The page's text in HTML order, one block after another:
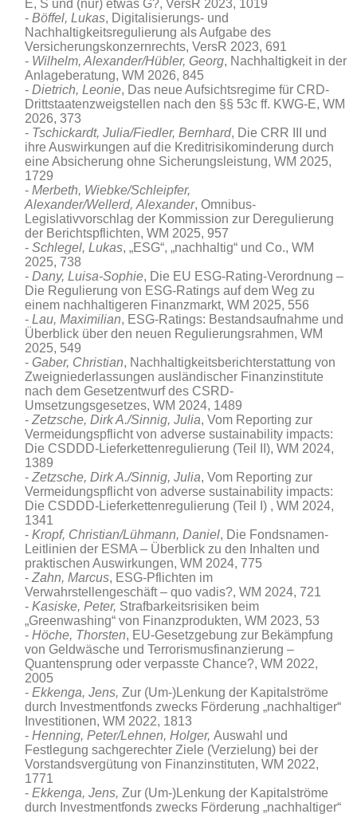
E, S und (nur) etwas G?, VersR 2023, 1019
Böffel, Lukas, Digitalisierungs- und
Nachhaltigkeitsregulierung als Aufgabe des
Versicherungskonzernrechts, VersR 2023, 691
Wilhelm, Alexander/Hübler, Georg, Nachhaltigkeit in der
Anlageberatung, WM 2026, 845
Dietrich, Leonie, Das neue Aufsichtsregime für CRD-
Drittstaatenzweigstellen nach den §§ 53c ff. KWG-E, WM
2026, 373
Tschickardt, Julia/Fiedler, Bernhard, Die CRR III und
ihre Auswirkungen auf die Kreditrisikominderung durch
eine Absicherung ohne Sicherungsleistung, WM 2025,
1729
Merbeth, Wiebke/Schleipfer,
Alexander/Wellerd,Alexander, Omnibus-
Legislativvorschlag der Kommission zur Deregulierung
der Berichtspflichten, WM 2025, 957
Schlegel, Lukas, „ESG“, „nachhaltig“ und Co., WM
2025, 738
Dany, Luisa-Sophie, Die EU ESG-Rating-Verordnung –
Die Regulierung von ESG-Ratings auf dem Weg zu
einem nachhaltigeren Finanzmarkt, WM 2025, 556
Lau, Maximilian, ESG-Ratings: Bestandsaufnahme und
Überblick über den neuen Regulierungsrahmen, WM
2025, 549
Gaber, Christian, Nachhaltigkeitsberichterstattung von
Zweigniederlassungen ausländischer Finanzinstitute
nach dem Gesetzentwurf des CSRD-
Umsetzungsgesetzes, WM 2024, 1489
Zetzsche, Dirk A./Sinnig, Julia, Vom Reporting zur
Vermeidungspflicht von adverse sustainability impacts:
Die CSDDD-Lieferkettenregulierung (Teil II), WM 2024,
1389
Zetzsche, Dirk A./Sinnig, Julia, Vom Reporting zur
Vermeidungspflicht von adverse sustainability impacts:
Die CSDDD-Lieferkettenregulierung (Teil I) , WM 2024,
1341
Kropf, Christian/Lühmann, Daniel, Die Fondsnamen-
Leitlinien der ESMA – Überblick zu den Inhalten und
praktischen Auswirkungen, WM 2024, 775
Zahn, Marcus, ESG-Pflichten im
Verwahrstellengeschäft – quo vadis?, WM 2024, 721
Kasiske,Peter, Strafbarkeitsrisiken beim
„Greenwashing“ von Finanzprodukten, WM 2023, 53
Höche, Thorsten, EU-Gesetzgebung zur Bekämpfung
von Geldwäsche und Terrorismusfinanzierung –
Quantensprung oder verpasste Chance?, WM 2022,
2005
Ekkenga, Jens, Zur (Um-)Lenkung der Kapitalströme
durch Investmentfonds zwecks Förderung „nachhaltiger“
Investitionen, WM 2022, 1813
Henning, Peter/Lehnen, Holger,Auswahl und
Festlegung sachgerechter Ziele (Verzielung) bei der
Vorstandsvergütung von Finanzinstituten, WM 2022,
1771
Ekkenga, Jens,Zur (Um-)Lenkung der Kapitalströme
durch Investmentfonds zwecks Förderung „nachhaltiger“